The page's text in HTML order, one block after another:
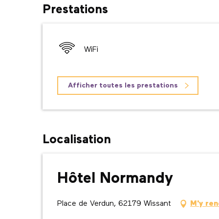
Prestations
WiFi
Afficher toutes les prestations
Localisation
Hôtel Normandy
Place de Verdun, 62179 Wissant M'y